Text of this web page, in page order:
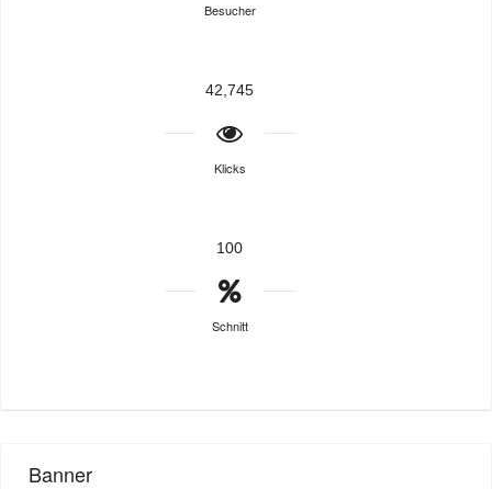
Besucher
42,745
Klicks
100
Schnitt
Banner